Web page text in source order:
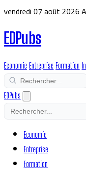
vendredi 07 août 2026
EDPubs
Economie Entreprise Formation
EDPubs
Economie
Entreprise
Formation